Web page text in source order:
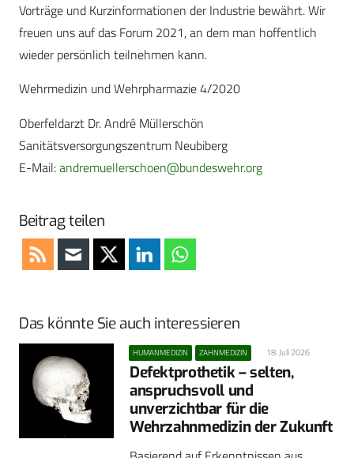
Vorträge und Kurzinformationen der Industrie bewährt. Wir
freuen uns auf das Forum 2021, an dem man hoffentlich
wieder persönlich teilnehmen kann.
Wehrmedizin und Wehrpharmazie 4/2020
Oberfeldarzt Dr. André Müllerschön
Sanitätsversorgungszentrum Neubiberg
E-Mail:andremuellerschoen@bundeswehr.org
Beitrag teilen
Das könnte Sie auch interessieren
HUMANMEDIZIN ZAHNMEDIZIN 18. Juli 2026
Defektprothetik – selten,
anspruchsvoll und
unverzichtbar für die
Wehrzahnmedizin der Zukunft